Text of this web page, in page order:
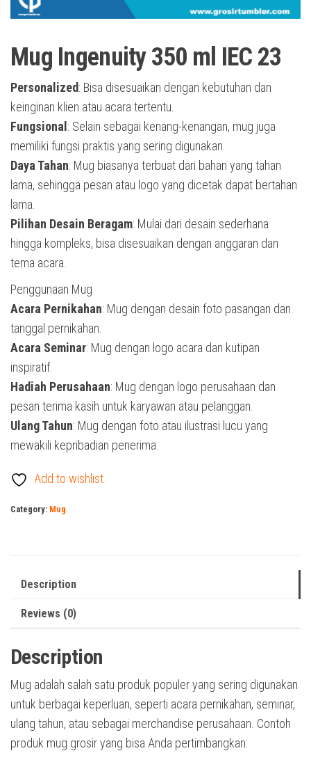
Mug Ingenuity 350 ml IEC 23
Personalized: Bisa disesuaikan dengan kebutuhan dan
keinginan klien atau acara tertentu.
Fungsional: Selain sebagai kenang-kenangan, mug juga
memiliki fungsi praktis yang sering digunakan.
Daya Tahan: Mug biasanya terbuat dari bahan yang tahan
lama, sehingga pesan atau logo yang dicetak dapat bertahan
lama.
Pilihan Desain Beragam: Mulai dari desain sederhana
hingga kompleks, bisa disesuaikan dengan anggaran dan
tema acara.
Penggunaan Mug
Acara Pernikahan: Mug dengan desain foto pasangan dan
tanggal pernikahan.
Acara Seminar: Mug dengan logo acara dan kutipan
inspiratif.
Hadiah Perusahaan: Mug dengan logo perusahaan dan
pesan terima kasih untuk karyawan atau pelanggan.
Ulang Tahun: Mug dengan foto atau ilustrasi lucu yang
mewakili kepribadian penerima.
Add to wishlist
Category: Mug
Description
Reviews (0)
Description
Mug adalah salah satu produk populer yang sering digunakan
untuk berbagai keperluan, seperti acara pernikahan, seminar,
ulang tahun, atau sebagai merchandise perusahaan. Contoh
produk mug grosir yang bisa Anda pertimbangkan: